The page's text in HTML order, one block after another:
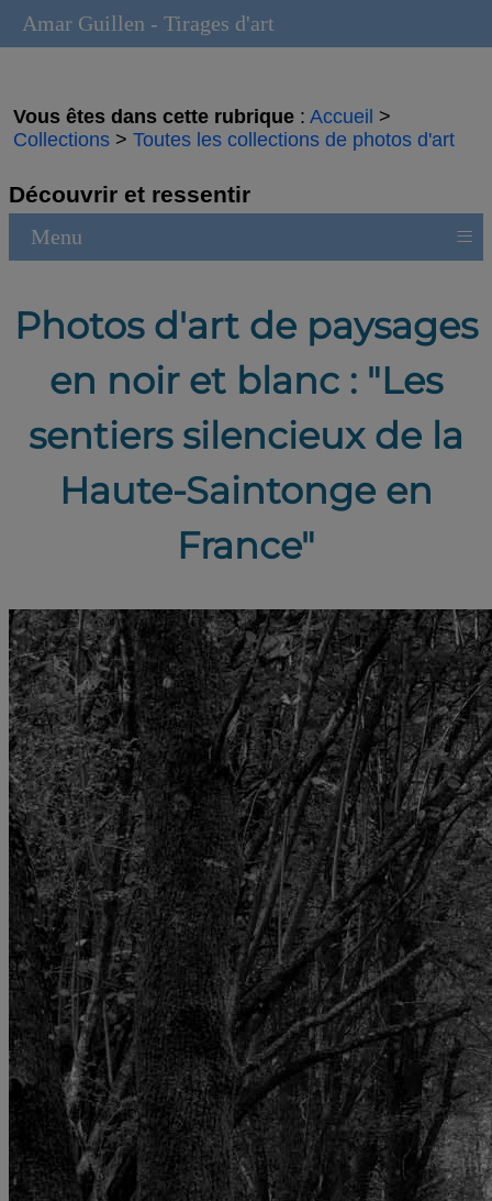
Vous êtes dans cette rubrique :Accueil >
Collections >Toutes les collections de photos d'art
Découvrir et ressentir
Menu ≡
Photos d'art de paysages
en noir et blanc : "Les
sentiers silencieux de la
Haute-Saintonge en
France"
Amar Guillen - Tirages d'art